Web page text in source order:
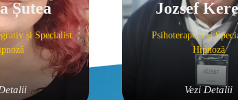
Șutea
și Specialist
Jozsef
Psihoterapeut și
Hipnoză
Vezi Detalii